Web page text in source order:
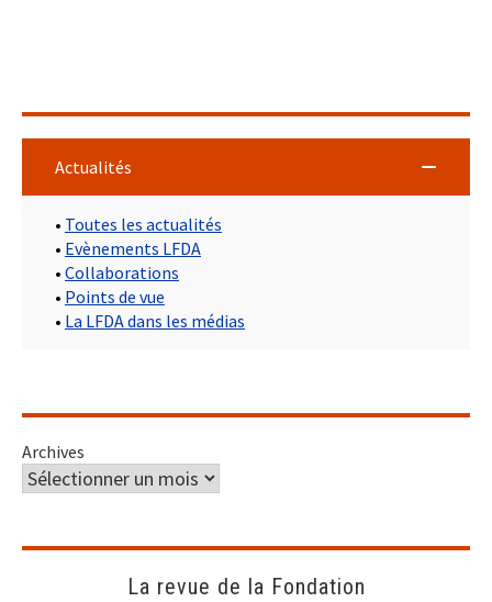
Actualités
• Toutes les actualités
• Evènements LFDA
• Collaborations
• Points de vue
• La LFDA dans les médias
Archives
La revue de la Fondation